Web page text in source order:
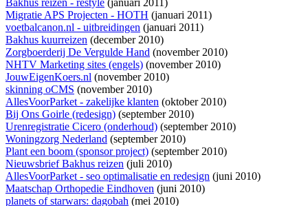
Bakhus reizen - restyle (januari 2011)
Migratie APS Projecten - HOTH (januari 2011)
voetbalcanon.nl - uitbreidingen (januari 2011)
Bakhus kuurreizen (december 2010)
Zorgboerderij De Vergulde Hand (november 2010)
NHTV Marketing sites (engels) (november 2010)
JouwEigenKoers.nl (november 2010)
skinning oCMS (november 2010)
AllesVoorParket - zakelijke klanten (oktober 2010)
Bij Ons Goirle (redesign) (september 2010)
Urenregistratie Cicero (onderhoud) (september 2010)
Woningzorg Nederland (september 2010)
Plant een boom (sponsor project) (september 2010)
Nieuwsbrief Bakhus reizen (juli 2010)
AllesVoorParket - seo optimalisatie en redesign (juni 2010)
Maatschap Orthopedie Eindhoven (juni 2010)
planets of starwars: dagobah (mei 2010)